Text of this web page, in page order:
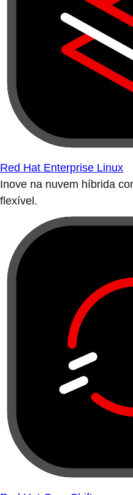
Red Hat Enterprise Linux
Inove na nuvem híbrida
flexível.